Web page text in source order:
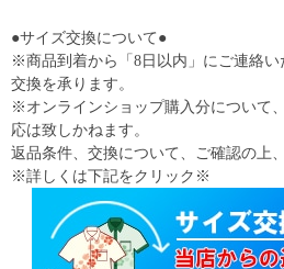
●サイズ交換について●
※商品到着から「8日以内」にご連絡
交換を承ります。
※オンラインショップ購入分について
応は致しかねます。
返品条件、交換について、ご確認の上
※詳しくは下記をクリック※